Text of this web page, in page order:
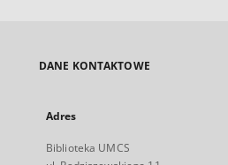
DANE KONTAKTOWE
Adres
Biblioteka UMCS